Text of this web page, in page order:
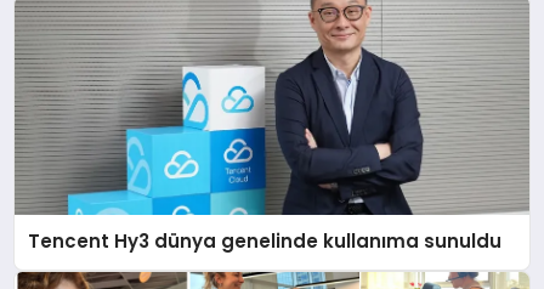
Tencent Hy3 dünya genelinde kullanıma sunuldu